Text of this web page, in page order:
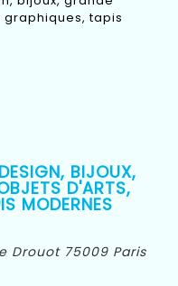
BIJOUX,
D'ARTS,
MODERNES
Drouot 75009 Paris